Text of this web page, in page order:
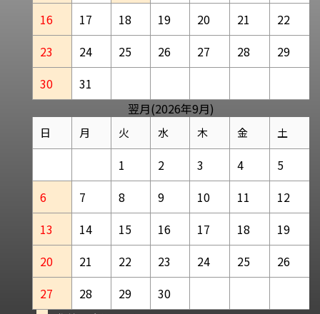
16
17 18 19 20 21
22
23
24 25 26 27 28
29
30
31
翌月(2026年9月)
日 月 火 水 木 金 土
1 2 3 4
5
6
7 8 9 10 11
12
13
14 15 16 17 18
19
20
21 22 23 24 25
26
27
28 29
30